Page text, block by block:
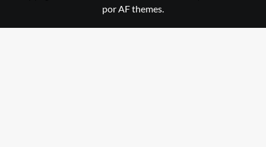
por AF themes.